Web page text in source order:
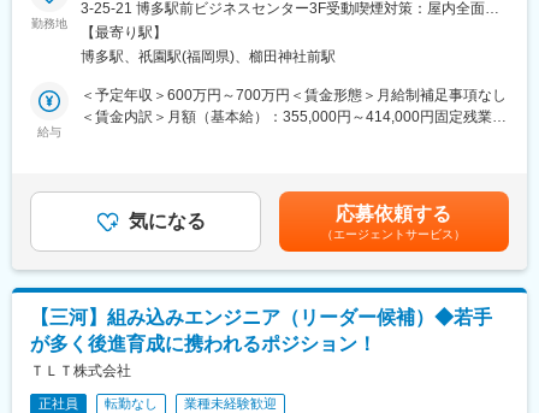
・ADAS（先進運転支援システム）における制御ソフト開発
・EV向けモータ制御・バッテリマネジメントシステム開発
・車載通信（CAN、LIN、Ethernet）制御ソフト開発
・カメラ、映像制御デバイス向けファームウェア開発
他多数
（Matlab/Simulink）,C#,Java,Python,Cobolなど
変更の範囲：会社の定める業務
日本の社会インフラを支える当社にて、組込み開発のPL・PMと
してキャリアを磨きませんか？
当社は官公庁・大手メーカー・大手SIerとの長期的パートナーシ
ップを持ち、安定基盤のもと自社内開発・プライム案件を強化
中。成長環境と働きやすさを両立した企業です。
ます。
・プロジェクト管理（PL/PM）
＜案件例＞
・大手家電メーカー向け組込みソフト開発
・自動販売機・家電製品のソフトウェア開発
・航空・医療系の制御システム開発
・業務系・DX関連の社内開発プロジェクト
勤務地
3-25-21 博多駅前ビジネスセンター3F受動喫煙対策：屋内全面禁
煙変更の範囲：会社の定める事業所
【最寄り駅】
博多駅、祇園駅(福岡県)、櫛田神社前駅
給与
＜予定年収＞600万円～700万円＜賃金形態＞月給制補足事項なし
＜賃金内訳＞月額（基本給）：355,000円～414,000円固定残業手
＞ご経験などを考慮の上で決定いたします。■賞与：年2回（6/12
月、3.0ヶ月／年）年収825万円 ／ 44歳 マネージャー職 ／月給55
万円＋賞与年収700万円 ／ 39歳 スペシャリスト職 ／月給49万円
＋賞与賃金はあくまでも目安の金額であり、選考を通じて上下す
る可能性があります。月給(月額)は固定手当を含めた表記です。
気になる 応募依頼する
（エージェントサービス）
【三河】組み込みエンジニア（リーダー候補）◆若手
が多く後進育成に携われるポジション！
ＴＬＴ株式会社
正社員 転勤なし 業種未経験歓迎